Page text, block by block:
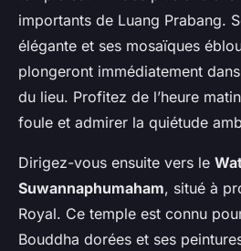
importants de Luang Prabang.
élégante et ses mosaïques
plongeront immédiatement
du lieu. Profitez de l’heure
foule et admirer la quiétude
Dirigez-vous ensuite vers le
Suwannaphumaham, situé à
Royal. Ce temple est connu
Bouddha dorées et ses